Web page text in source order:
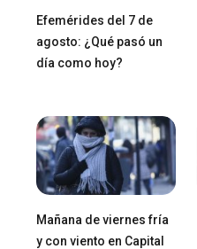
Efemérides del 7 de
agosto: ¿Qué pasó un
día como hoy?
Mañana de viernes fría
y con viento en Capital